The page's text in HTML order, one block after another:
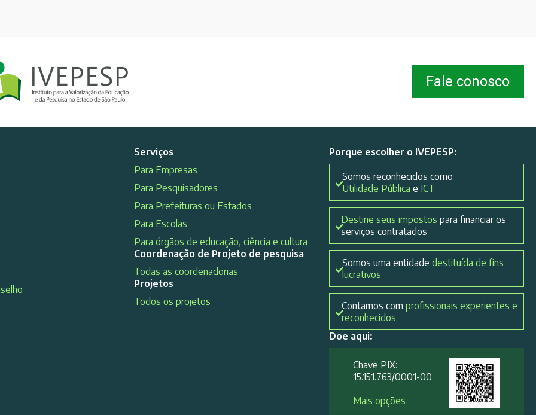
Fale conosco
Serviços
Para Empresas
Para Pesquisadores
Para Prefeituras ou Estados
Para Escolas
Para órgãos de educação, ciência e cultura
Coordenação de Projeto de pesquisa
Todas as coordenadorias
Projetos
Todos os projetos
Porque escolher o IVEPESP:
Somos reconhecidos como
Utilidade Pública e ICT
Destine seus impostos para financiar os
serviços contratados
Somos uma entidadedestituída de fins
lucrativos
Contamos com profissionais experientes e
reconhecidos
Doe aqui:
Chave PIX:
15.151.763/0001-00​
Mais opções